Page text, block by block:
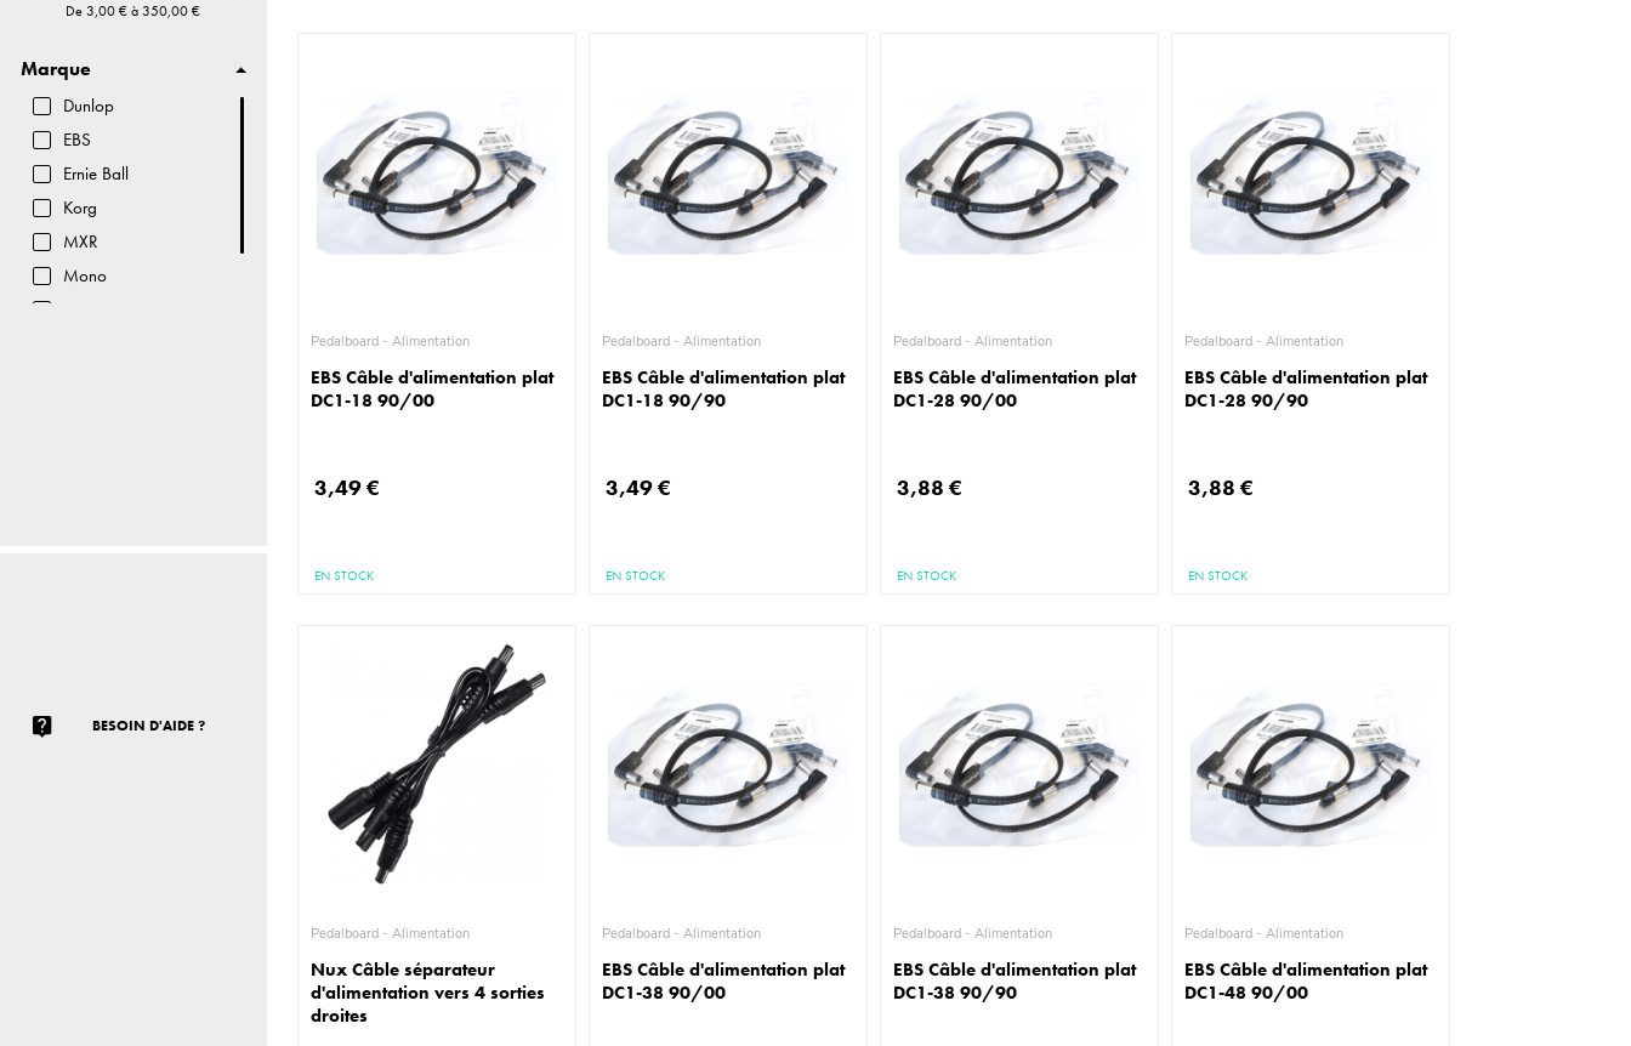
Pedalboard - Alimentation
EBS Câble d'alimentation plat
DC1-18 90/00
3,49 €
EN STOCK
Pedalboard - Alimentation
EBS Câble d'alimentation plat
DC1-18 90/90
3,49 €
EN STOCK
Pedalboard - Alimentation
EBS Câble d'alimentation plat
DC1-28 90/00
3,88 €
EN STOCK
Pedalboard - Alimentation
EBS Câble d'alimentation plat
DC1-28 90/90
3,88 €
EN STOCK
Pedalboard - Alimentation
Nux Câble séparateur
d'alimentation vers 4 sorties
droites
Pedalboard - Alimentation
EBS Câble d'alimentation plat
DC1-38 90/00
Pedalboard - Alimentation
EBS Câble d'alimentation plat
DC1-38 90/90
Pedalboard - Alimentation
EBS Câble d'alimentation plat
DC1-48 90/00
De 3,00 € à 350,00 €
Marque
Dunlop
EBS
Ernie Ball
Korg
MXR
Mono
BESOIN D'AIDE ?